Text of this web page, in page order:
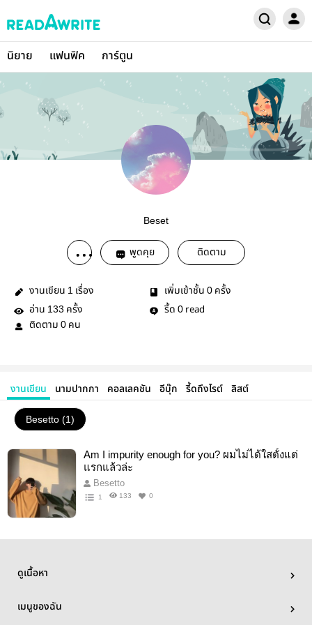
นิยาย แฟนฟิค การ์ตูน
Beset
พูดคุย ติดตาม
งานเขียน 1 เรื่อง เพิ่มเข้าชั้น 0 ครั้ง
อ่าน 133 ครั้ง รี้ด 0 read
ติดตาม 0 คน
งานเขียน นามปากกา คอลเลคชัน อีบุ๊ก รี้ดถึงไรต์ ลิสต์
Besetto (1)
Am I impurity enough for you? ผมไม่ได้ใสตั้งแต่
แรกแล้วล่ะ
Besetto
1 133 0
ดูเนื้อหา
เมนูของฉัน